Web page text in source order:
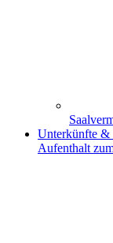
Unterkünfte &
Aufenthalt